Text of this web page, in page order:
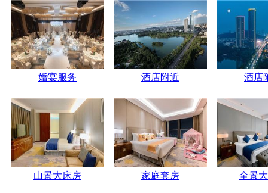
婚宴服务 酒店附近 酒店
山景大床房 家庭套房 全景